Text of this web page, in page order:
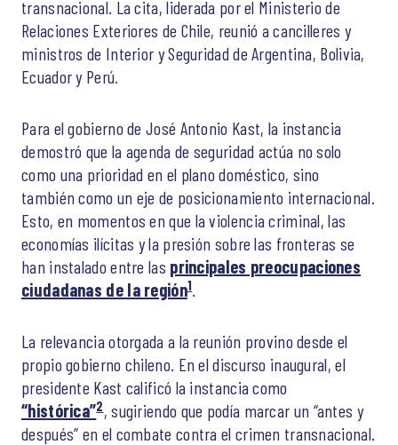
transnacional. La cita, liderada por el Ministerio de
Relaciones Exteriores de Chile, reunió a cancilleres y
ministros de Interior y Seguridad de Argentina, Bolivia,
Ecuador y Perú.
Para el gobierno de José Antonio Kast, la instancia
demostró que la agenda de seguridad actúa no solo
como una prioridad en el plano doméstico, sino
también como un eje de posicionamiento internacional.
Esto, en momentos en que la violencia criminal, las
economías ilícitas y la presión sobre las fronteras se
han instalado entre las principales preocupaciones
ciudadanas de la región1.
La relevancia otorgada a la reunión provino desde el
propio gobierno chileno. En el discurso inaugural, el
presidente Kast calificó la instancia como
“histórica”2, sugiriendo que podía marcar un “antes y
después” en el combate contra el crimen transnacional.